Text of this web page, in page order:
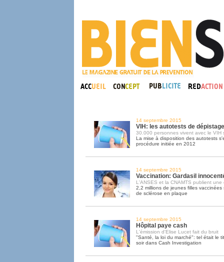
14 septembre 2015
VIH: les autotests de
30.000 personnes vivent avec le VIH
La mise à disposition des autotests
procédure initiée en 2012
14 septembre 2015
Vaccination: Gardasil
L'ANSES et la CNAMTS publient une
2,2 millions de jeunes filles
de sclérose en plaque
14 septembre 2015
Hôpital paye cash
L'émission d'Elise Lucet fait du bruit
"Santé, la loi du marché": tel était le
soir dans Cash Investigation